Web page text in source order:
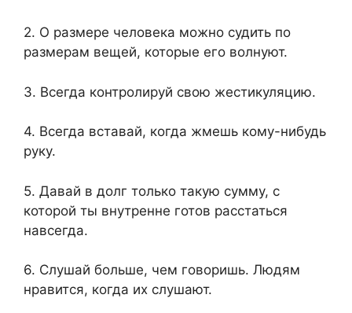
2. О размере человека можно судить по
размерам вещей, которые его волнуют.
3. Всегда контролируй свою жестикуляцию.
4. Всегда вставай, когда жмешь кому-нибудь
руку.
5. Давай в долг только такую сумму, с
которой ты внутренне готов расстаться
навсегда.
6. Слушай больше, чем говоришь. Людям
нравится, когда их слушают.